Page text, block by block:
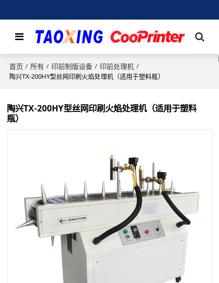
首页 / 所有 / 印前制版设备 / 印前处理机 /
陶兴TX-200HY型丝网印刷火焰处理机（适用于塑料瓶）
陶兴TX-200HY型丝网印刷火焰处理机（适用于塑料
瓶）